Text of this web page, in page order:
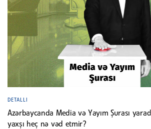
DETALLI
Azərbaycanda Media və Yayım Şurası
yaxşı heç nə vəd etmir?